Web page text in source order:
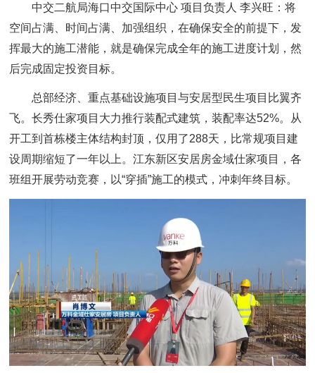
中交二航局海口中交国际中心 项目负责人 李兴旺：将
空间占满、时间占满、加强组织，在确保安全的前提下，发
挥最大的施工潜能，就是确保完成全年的施工进度计划，然
后完成固定投资目标。
总部经济、重点基础设施项目与安居型民生项目比翼齐
飞。长秀仕家项目大力推行装配式建筑，装配率达52%。从
开工到首栋楼主体结构封顶，仅用了288天，比常规项目建
设周期缩短了一年以上。江东新区安居房金域仕家项目，各
班组开展劳动竞赛，以“穿插”施工的模式，冲刺年终目标。